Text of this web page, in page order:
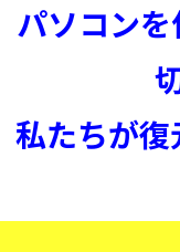
パソコン
私たちが復